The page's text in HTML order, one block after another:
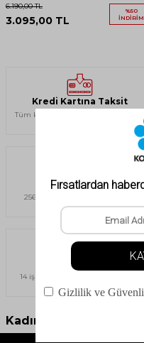
6.190,00TL
3.095,00 TL
%50
İNDIRIM
Kredi Kartına Taksit
Tüm kartlara 12 taksite varan ödeme
Güvenli Alışveriş
256Bit SSL sertifikası ile güvenli
alışveriş
İade İmkanı
14 iş günü içerisinde ücretsiz iade
Kadın Gömlek